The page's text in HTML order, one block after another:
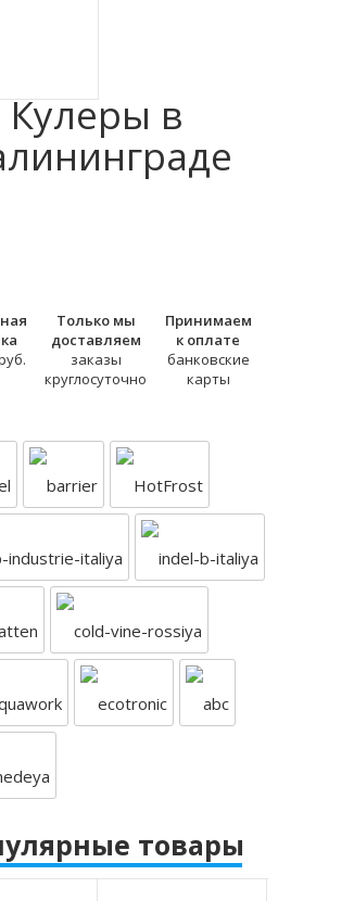
Кулеры в
Только мы
доставляем
заказы
круглосуточно
Принимаем
к оплате
банковские
карты
товары